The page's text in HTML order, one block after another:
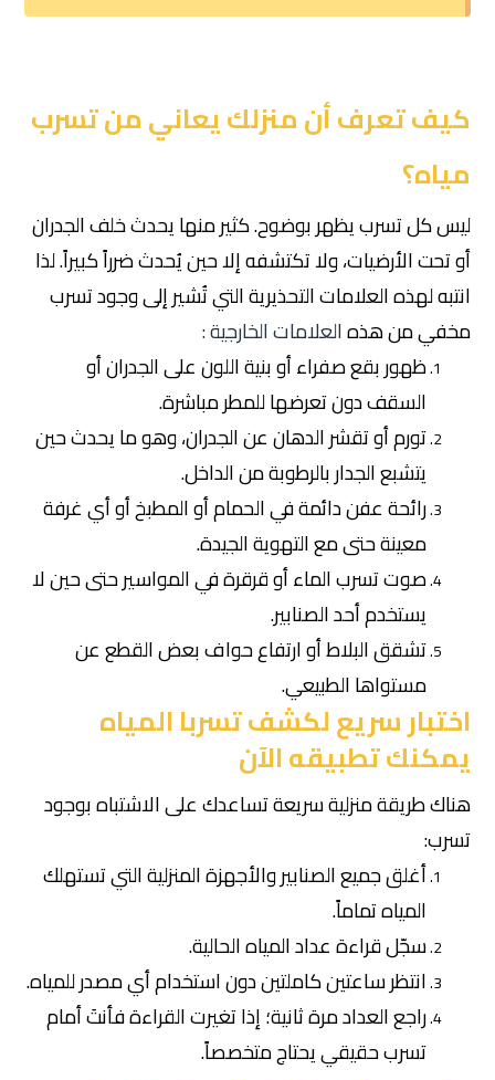
كيف تعرف أن منزلك يعاني من تسرب
مياه؟
ليس كل تسرب يظهر بوضوح. كثير منها يحدث خلف الجدران
أو تحت الأرضيات، ولا تكتشفه إلا حين يُحدث ضرراً كبيراً. لذا
انتبه لهذه العلامات التحذيرية التي تُشير إلى وجود تسرب
مخفي من هذهالعلامات الخارجية :
ظهور بقع صفراء أو بنية اللون على الجدران أو
السقف دون تعرضها للمطر مباشرة.
تورم أو تقشر الدهان عن الجدران، وهو ما يحدث حين
يتشبع الجدار بالرطوبة من الداخل.
رائحة عفن دائمة في الحمام أو المطبخ أو أي غرفة
معينة حتى مع التهوية الجيدة.
صوت تسرب الماء أو قرقرة في المواسير حتى حين لا
يستخدم أحد الصنابير.
تشقق البلاط أو ارتفاع حواف بعض القطع عن
مستواها الطبيعي.
اختبار سريع لكشف تسربا المياه
يمكنك تطبيقه الآن
هناك طريقة منزلية سريعة تساعدك على الاشتباه بوجود
تسرب:
أغلق جميع الصنابير والأجهزة المنزلية التي تستهلك
المياه تماماً.
سجّل قراءة عداد المياه الحالية.
انتظر ساعتين كاملتين دون استخدام أي مصدر للمياه.
راجع العداد مرة ثانية؛ إذا تغيرت القراءة فأنتَ أمام
تسرب حقيقي يحتاج متخصصاً.